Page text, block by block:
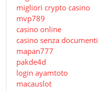
migliori crypto casino
mvp789
casino online
casino senza documenti
mapan777
pakde4d
login ayamtoto
macauslot